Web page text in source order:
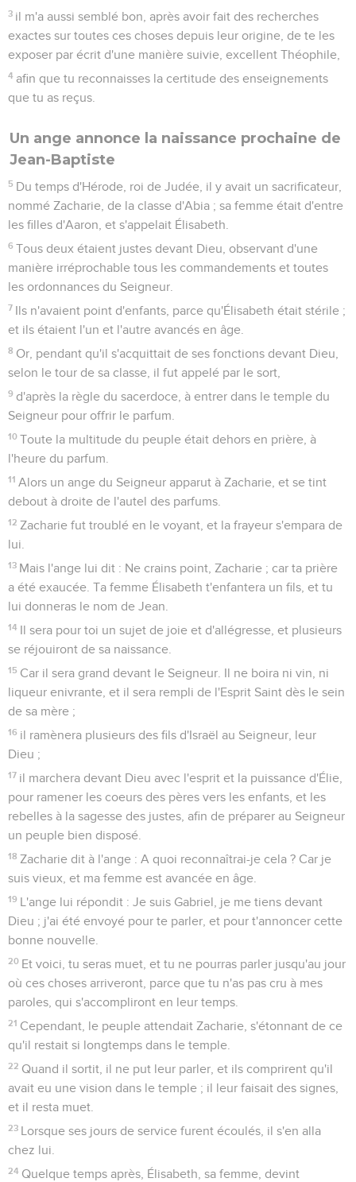
3 il m'a aussi semblé bon, après avoir fait des recherches
exactes sur toutes ces choses depuis leur origine, de te les
exposer par écrit d'une manière suivie, excellent Théophile,
4 afin que tu reconnaisses la certitude des enseignements
que tu as reçus.
Un ange annonce la naissance prochaine de
Jean-Baptiste
5 Du temps d'Hérode, roi de Judée, il y avait un sacrificateur,
nommé Zacharie, de la classe d'Abia ; sa femme était d'entre
les filles d'Aaron, et s'appelait Élisabeth.
6 Tous deux étaient justes devant Dieu, observant d'une
manière irréprochable tous les commandements et toutes
les ordonnances du Seigneur.
7 Ils n'avaient point d'enfants, parce qu'Élisabeth était stérile ;
et ils étaient l'un et l'autre avancés en âge.
8 Or, pendant qu'il s'acquittait de ses fonctions devant Dieu,
selon le tour de sa classe, il fut appelé par le sort,
9 d'après la règle du sacerdoce, à entrer dans le temple du
Seigneur pour offrir le parfum.
10 Toute la multitude du peuple était dehors en prière, à
l'heure du parfum.
11 Alors un ange du Seigneur apparut à Zacharie, et se tint
debout à droite de l'autel des parfums.
12 Zacharie fut troublé en le voyant, et la frayeur s'empara de
lui.
13 Mais l'ange lui dit : Ne crains point, Zacharie ; car ta prière
a été exaucée. Ta femme Élisabeth t'enfantera un fils, et tu
lui donneras le nom de Jean.
14 Il sera pour toi un sujet de joie et d'allégresse, et plusieurs
se réjouiront de sa naissance.
15 Car il sera grand devant le Seigneur. Il ne boira ni vin, ni
liqueur enivrante, et il sera rempli de l'Esprit Saint dès le sein
de sa mère ;
16 il ramènera plusieurs des fils d'Israël au Seigneur, leur
Dieu ;
17 il marchera devant Dieu avec l'esprit et la puissance d'Élie,
pour ramener les coeurs des pères vers les enfants, et les
rebelles à la sagesse des justes, afin de préparer au Seigneur
un peuple bien disposé.
18 Zacharie dit à l'ange : A quoi reconnaîtrai-je cela ? Car je
suis vieux, et ma femme est avancée en âge.
19 L'ange lui répondit : Je suis Gabriel, je me tiens devant
Dieu ; j'ai été envoyé pour te parler, et pour t'annoncer cette
bonne nouvelle.
20 Et voici, tu seras muet, et tu ne pourras parler jusqu'au jour
où ces choses arriveront, parce que tu n'as pas cru à mes
paroles, qui s'accompliront en leur temps.
21 Cependant, le peuple attendait Zacharie, s'étonnant de ce
qu'il restait si longtemps dans le temple.
22 Quand il sortit, il ne put leur parler, et ils comprirent qu'il
avait eu une vision dans le temple ; il leur faisait des signes,
et il resta muet.
23 Lorsque ses jours de service furent écoulés, il s'en alla
chez lui.
24 Quelque temps après, Élisabeth, sa femme, devint